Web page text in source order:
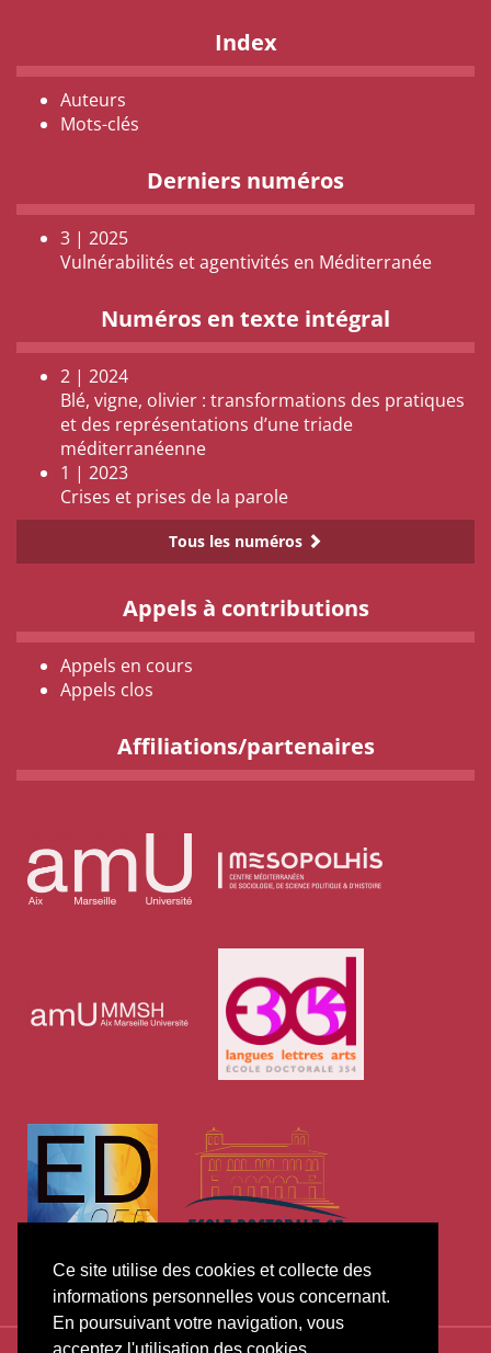
Ce site utilise des cookies et collecte des
informations personnelles vous concernant.
En poursuivant votre navigation, vous
Index
Auteurs
Mots-clés
Derniers numéros
3 | 2025
Vulnérabilités et agentivités en Méditerranée
Numéros en texte intégral
2 | 2024
Blé, vigne, olivier : transformations des pratiques
et des représentations d’une triade
méditerranéenne
1 | 2023
Crises et prises de la parole
Tous les numéros
Appels à contributions
Appels en cours
Appels clos
Affiliations/partenaires